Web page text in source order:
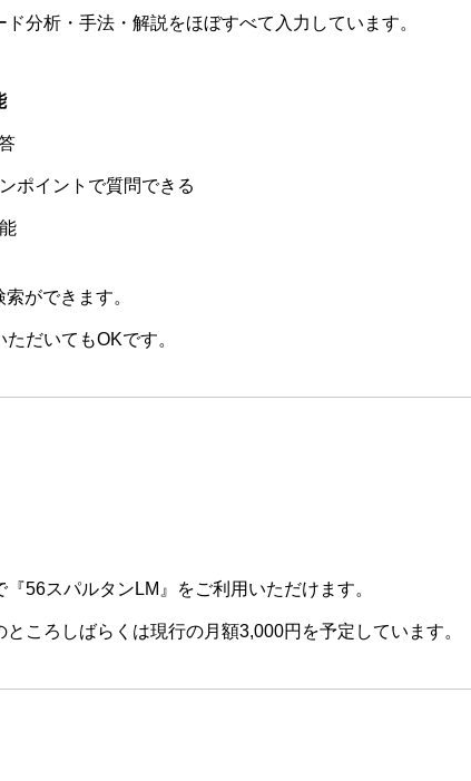
分析・手法・解説をほぼすべて入力しています。
ポイントで質問できる
ができます。
だいてもOKです。
56スパルタンLM』をご利用いただけます。
ころしばらくは現行の月額3,000円を予定しています。